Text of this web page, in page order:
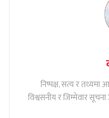
निष्पक्ष, सत्य र तथ्यमा
विश्वसनीय र जिम्मेवार